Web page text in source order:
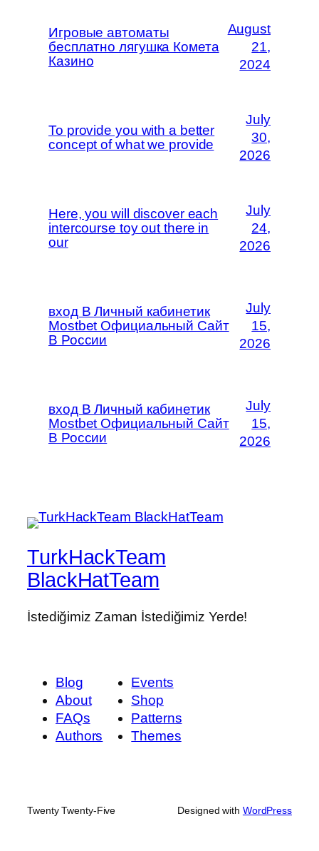
Игровые автоматы
бесплатно лягушка Комета
Казино
August
21,
2024
To provide you with a better
concept of what we provide
July
30,
2026
Here, you will discover each
intercourse toy out there in
our
July
24,
2026
вход В Личный кабинетик
Mostbet Официальный Сайт
В России
July
15,
2026
вход В Личный кабинетик
Mostbet Официальный Сайт
В России
July
15,
2026
TurkHackTeam
BlackHatTeam
İstediğimiz Zaman İstediğimiz Yerde!
Blog
About
FAQs
Authors
Events
Shop
Patterns
Themes
Twenty Twenty-Five Designed with WordPress